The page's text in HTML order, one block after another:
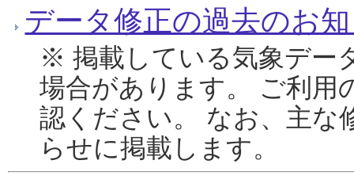
データ修正の過去のお
※ 掲載している気象デー
場合があります。 ご利用
認ください。 なお、主な
らせに掲載します。